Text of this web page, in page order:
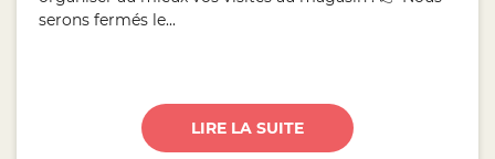
serons fermés le...
LIRE LA SUITE